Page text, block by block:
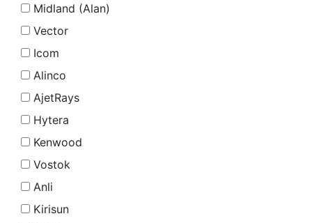
Midland (Alan)
Vector
Icom
Alinco
AjetRays
Hytera
Kenwood
Vostok
Anli
Kirisun